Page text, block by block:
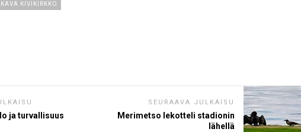
KIVIKIRKKO
ja turvallisuus
SEURAAVA JULKAISU
Merimetso lekotteli stadionin
lähellä